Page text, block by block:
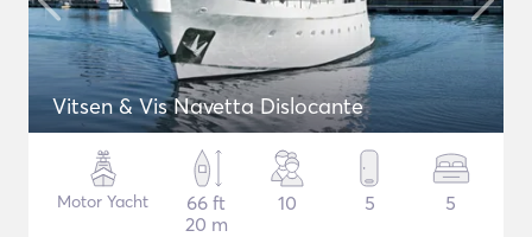
Vitsen & Vis Navetta Dislocante
Motor Yacht
66 ft
20 m
10 5 5